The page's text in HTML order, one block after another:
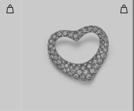
Open Heart Brosche in Platin